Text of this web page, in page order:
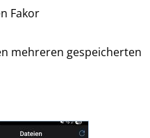
Fakor
mehreren gespeicherten